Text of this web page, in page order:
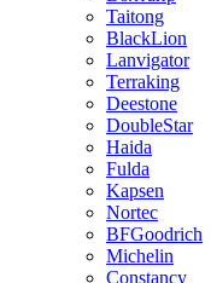
Taitong
BlackLion
Lanvigator
Terraking
Deestone
DoubleStar
Haida
Fulda
Kapsen
Nortec
BFGoodrich
Michelin
Constancy